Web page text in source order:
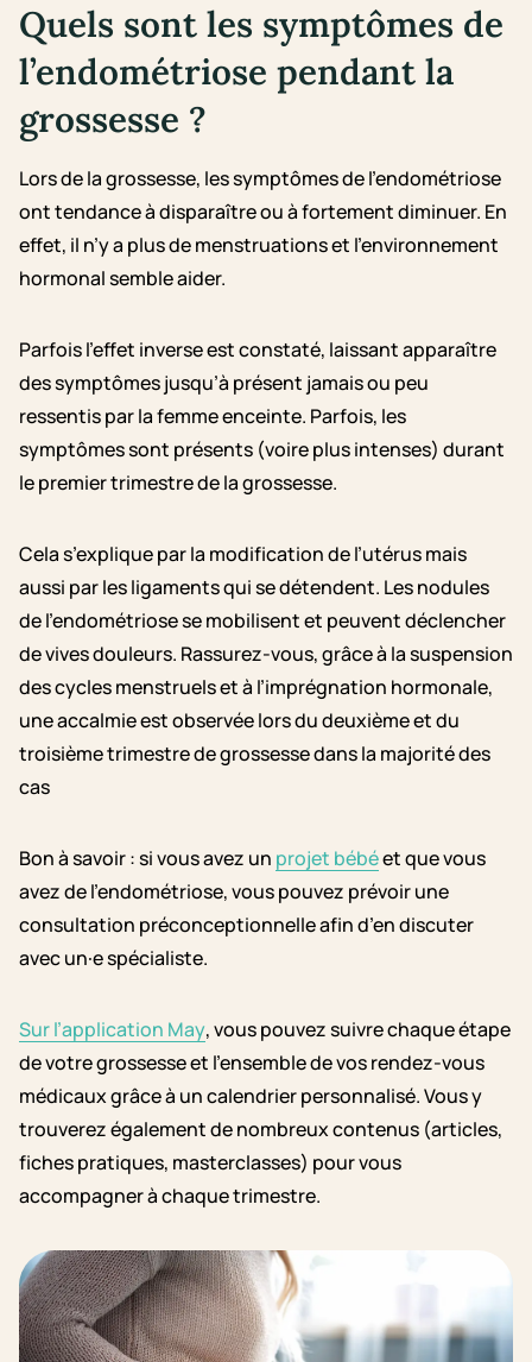
Quels sont les symptômes de
l’endométriose pendant la
grossesse ?
Lors de la grossesse, les symptômes de l’endométriose
ont tendance à disparaître ou à fortement diminuer. En
effet, il n’y a plus de menstruations et l’environnement
hormonal semble aider.
Parfois l’effet inverse est constaté, laissant apparaître
dessymptômes jusqu’à présent jamais ou peu
ressentis par la femme enceinte. Parfois, les
symptômes sont présents (voire plus intenses) durant
le premier trimestre de la grossesse.
Cela s’explique par la modification de l’utérus mais
aussi par les ligaments qui se détendent. Les nodules
de l’endométriose se mobilisent et peuvent déclencher
de vives douleurs. Rassurez-vous, grâce à la suspension
des cycles menstruels et à l’imprégnation hormonale,
une accalmie est observée lors du deuxième et du
troisième trimestre de grossesse dans la majorité des
cas
Bon à savoir : si vous avez un projet bébéet que vous
avez de l’endométriose, vous pouvez prévoir une
consultation préconceptionnelle afin d’en discuter
avec un·e spécialiste.
Sur l’application May, vous pouvez suivre chaque étape
de votre grossesse et l’ensemble de vos rendez-vous
médicaux grâce à un calendrier personnalisé. Vous y
trouverez également de nombreux contenus (articles,
fiches pratiques, masterclasses) pour vous
accompagner à chaque trimestre.